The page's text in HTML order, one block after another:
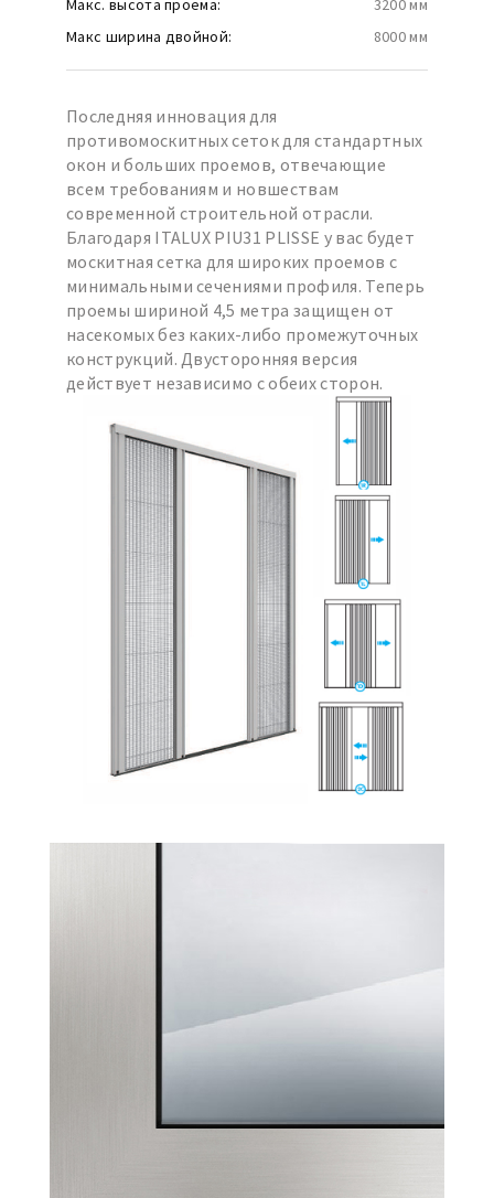
Макс. высота проема:
3200 мм
Макс ширина двойной:
8000 мм
Последняя инновация для
противомоскитных сеток для стандартных
окон и больших проемов, отвечающие
всем требованиям и новшествам
современной строительной отрасли.
Благодаря ITALUX PIU31 PLISSE у вас будет
москитная сетка для широких проемов с
минимальными сечениями профиля. Теперь
проемы шириной 4,5 метра защищен от
насекомых без каких-либо промежуточных
конструкций. Двусторонняя версия
действует независимо с обеих сторон.